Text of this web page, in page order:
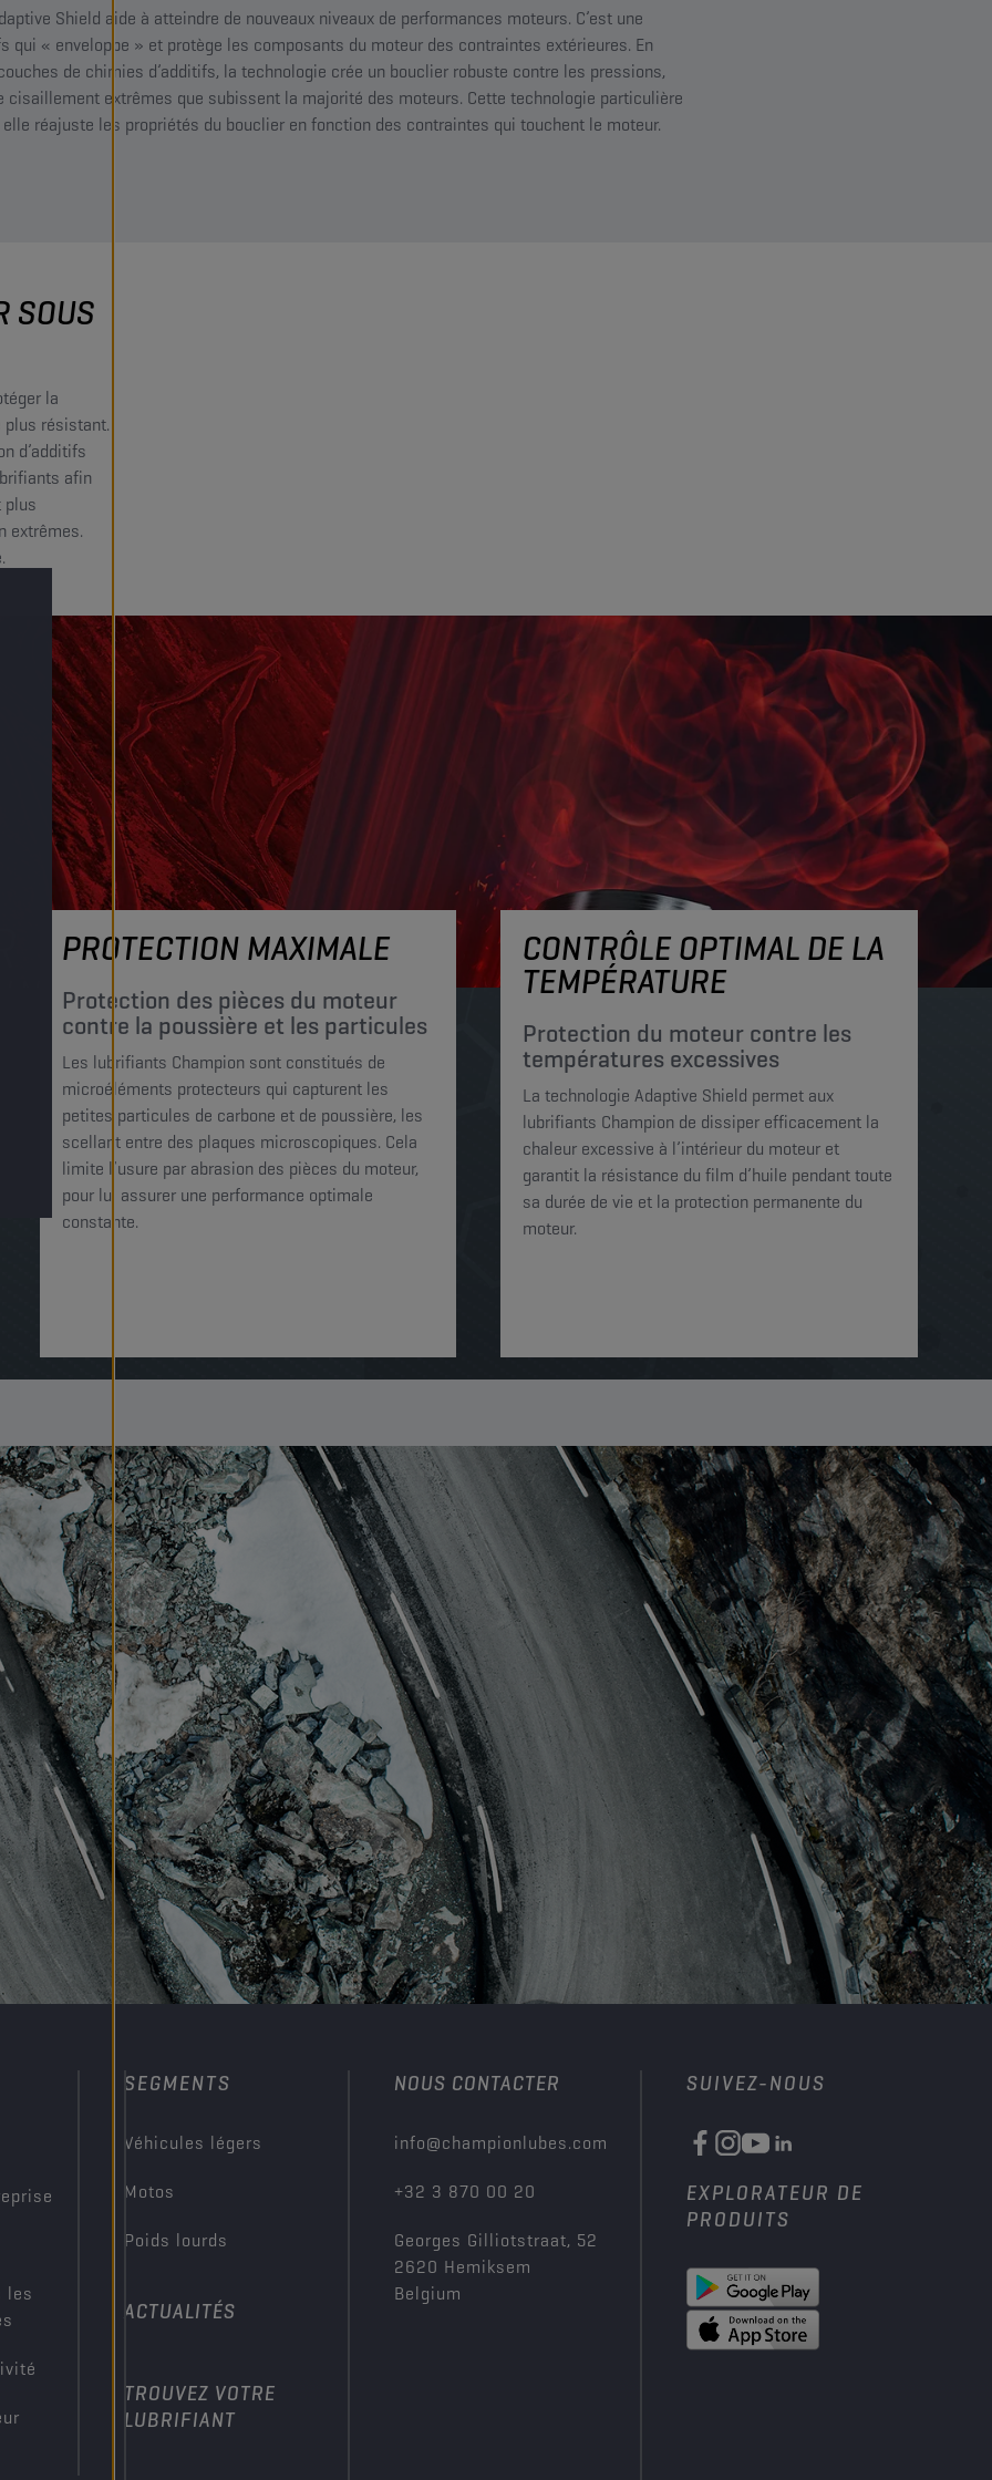
Shield aide à atteindre de nouveaux niveaux de performances moteurs. C’est une
qui « enveloppe » et protège les composants du moteur des contraintes extérieures. En
de chimies d’additifs, la technologie crée un bouclier robuste contre les pressions,
cisaillement extrêmes que subissent la majorité des moteurs. Cette technologie particulière
réajuste les propriétés du bouclier en fonction des contraintes qui touchent le moteur.
SOUS
la
plus résistant.
d’additifs
afin
plus
extrêmes.
PROTECTION MAXIMALE
Protection des pièces du moteur
contre la poussière et les particules
Les lubrifiants Champion sont constitués de
microéléments protecteurs qui capturent les
petites particules de carbone et de poussière, les
scellant entre des plaques microscopiques. Cela
limite l’usure par abrasion des pièces du moteur,
pour lui assurer une performance optimale
constante.
CONTRÔLE OPTIMAL DE LA
TEMPÉRATURE
Protection du moteur contre les
températures excessives
La technologie Adaptive Shield permet aux
lubrifiants Champion de dissiper efficacement la
chaleur excessive à l’intérieur du moteur et
garantit la résistance du film d’huile pendant toute
sa durée de vie et la protection permanente du
moteur.
les
SEGMENTS
Véhicules légers
Motos
Poids lourds
ACTUALITÉS
TROUVEZ VOTRE
LUBRIFIANT
NOUS CONTACTER
info@championlubes.com
+32 3 870 00 20
Georges Gilliotstraat, 52
2620 Hemiksem
Belgium
SUIVEZ-NOUS
EXPLORATEUR DE
PRODUITS